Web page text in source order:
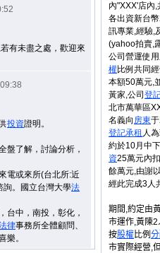
內"XXX'店內,
各出資新台
訊專業,經驗,
(yahoo拍賣,
公司營運使
權比例共同
本額50萬元,
黃家,公司 登
北市萬華區
名義向 房東
登記承租 人
約於10月中
資25萬元內
餘萬元,由謝
經此完成3人
期間,約定由
市運作,黃陳
按股權比例
市實際經營,
有未盡之處，歡迎來
投資證明。
盤了解，討論分析，
電或來所(台北所:近
詢。國立台灣大學法
台中，南投，彰化，
律事務所全體顧問、
樂。